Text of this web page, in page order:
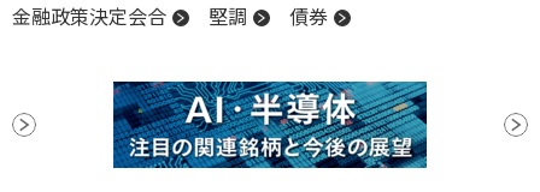
金融政策決定会合
堅調 債券